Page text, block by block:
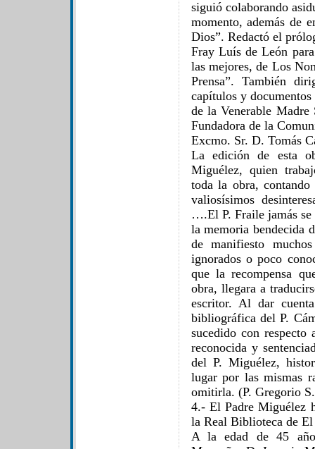
siguió colaborando
momento, además de
Dios”. Redactó el
Fray Luís de León
las mejores, de Los
Prensa”. También
capítulos y
de la Venerable Madre
Fundadora de la
Excmo. Sr. D. Tomás
La edición de esta
Miguélez, quien
toda la obra,
valiosísimos
….El P. Fraile jamás se
la memoria bendecida
de manifiesto
ignorados o poco
que la recompensa
obra, llegara a
escritor. Al dar
bibliográfica del P.
sucedido con
reconocida y
del P. Miguélez,
lugar por las mismas
omitirla. (P. Gregorio
4.- El Padre Miguélez
la Real Biblioteca de
A la edad de 45